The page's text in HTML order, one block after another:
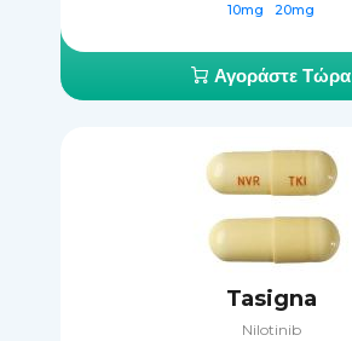
10mg 20mg
Αγοράστε Τώρα
Tasigna
Nilotinib